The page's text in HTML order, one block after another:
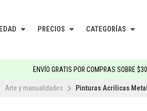
EDAD PRECIOS CATEGORÍAS
ENVÍO GRATIS POR COMPRAS SOBRE
Arte y manualidades Pinturas Acrílicas